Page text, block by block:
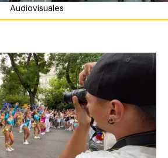
Audiovisuales